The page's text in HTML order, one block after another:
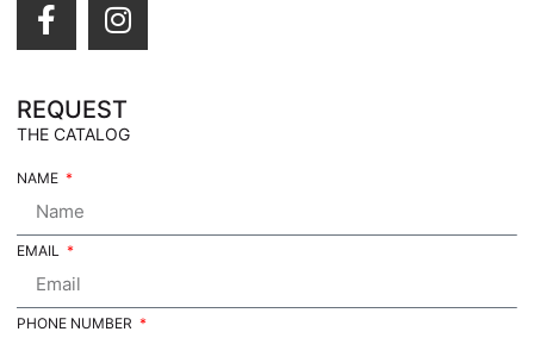
REQUEST
THE CATALOG
NAME
EMAIL
PHONE NUMBER